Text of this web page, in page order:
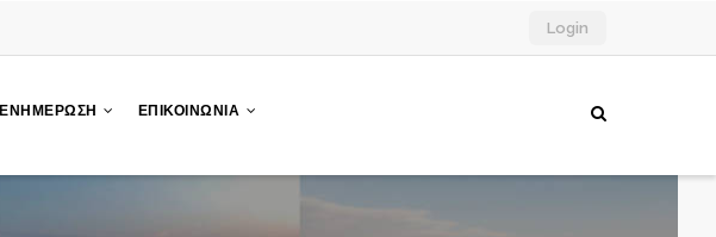
Login
ΕΝΗΜΕΡΩΣΗ ΕΠΙΚΟΙΝΩΝΙΑ